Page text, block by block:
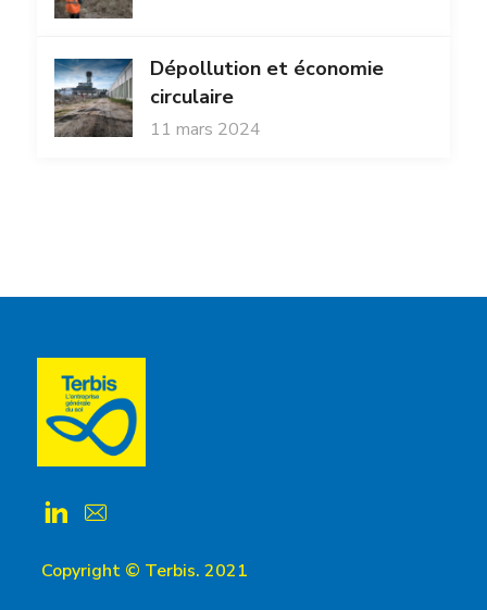
Dépollution et économie
circulaire
11 mars 2024
Copyright © Terbis. 2021